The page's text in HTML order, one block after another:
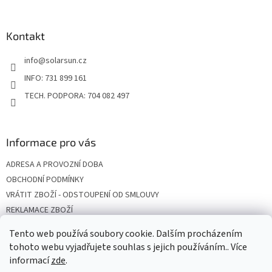
Tento web používá soubory cookie. Dalším procházením
tohoto webu vyjadřujete souhlas s jejich používáním.. Více
informacízde.
Kontakt
info@solarsun.cz
INFO: 731 899 161
TECH. PODPORA: 704 082 497
Informace pro vás
ADRESA A PROVOZNÍ DOBA
OBCHODNÍ PODMÍNKY
VRÁTIT ZBOŽÍ - ODSTOUPENÍ OD SMLOUVY
REKLAMACE ZBOŽÍ
PODMÍNKY OCHRANY OSOBNÍCH ÚDAJŮ